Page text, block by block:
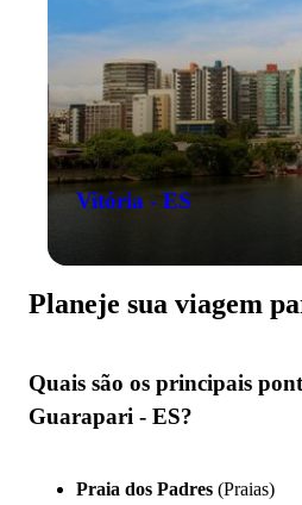
Vitória - ES
Planeje sua viagem
Quais são os principais
Guarapari - ES?
Praia dos Padres (Praias)